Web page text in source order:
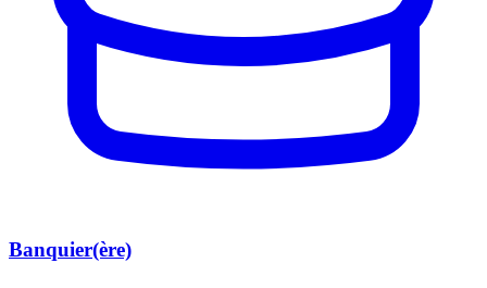
Banquier(ère)